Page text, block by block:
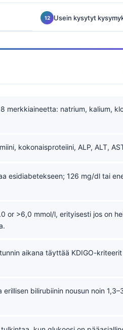
Usein kysytyt
merkkiaineetta: natrium, kalium,
kokonaisproteiini, ALP, ALT,
esidiabetekseen; 126 mg/dl tai
or >6,0 mmol/l, erityisesti jos on
aikana täyttää KDIGO-kriteerit
erillisen bilirubiinin nousun noin